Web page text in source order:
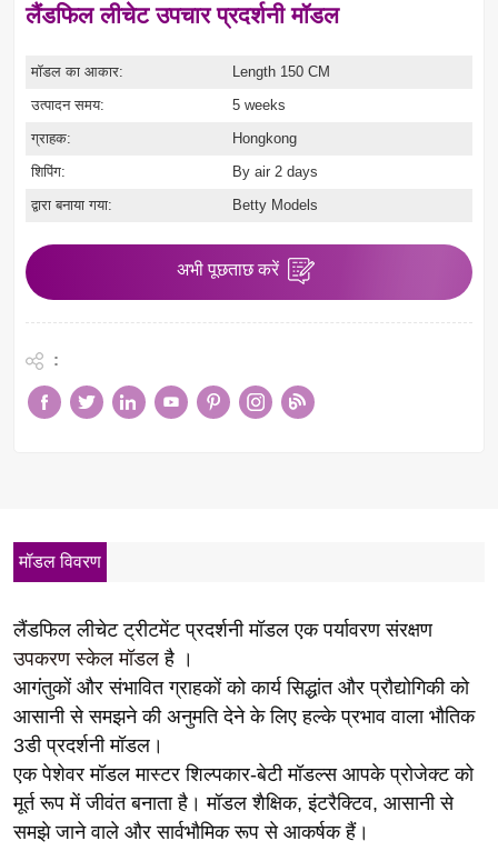
लैंडफिल लीचेट उपचार प्रदर्शनी मॉडल
मॉडल का आकार:
Length 150 CM
उत्पादन समय:
5 weeks
ग्राहक:
Hongkong
शिपिंग:
By air 2 days
द्वारा बनाया गया:
Betty Models
अभी पूछताछ करें
:
मॉडल विवरण
लैंडफिल लीचेट ट्रीटमेंट प्रदर्शनी मॉडल एक पर्यावरण संरक्षण
उपकरण स्केल मॉडल है ।
आगंतुकों और संभावित ग्राहकों को कार्य सिद्धांत और प्रौद्योगिकी को
आसानी से समझने की अनुमति देने के लिए हल्के प्रभाव वाला भौतिक
3डी प्रदर्शनी मॉडल।
एक पेशेवर मॉडल मास्टर शिल्पकार-बेटी मॉडल्स आपके प्रोजेक्ट को
मूर्त रूप में जीवंत बनाता है। मॉडल शैक्षिक, इंटरैक्टिव, आसानी से
समझे जाने वाले और सार्वभौमिक रूप से आकर्षक हैं।